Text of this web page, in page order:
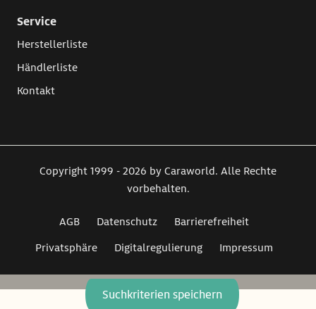
Suchkriterien speichern
Service
Herstellerliste
Händlerliste
Kontakt
Copyright 1999 - 2026 by Caraworld. Alle Rechte
vorbehalten.
AGB Datenschutz
Barrierefreiheit
Privatsphäre
Digitalregulierung Impressum